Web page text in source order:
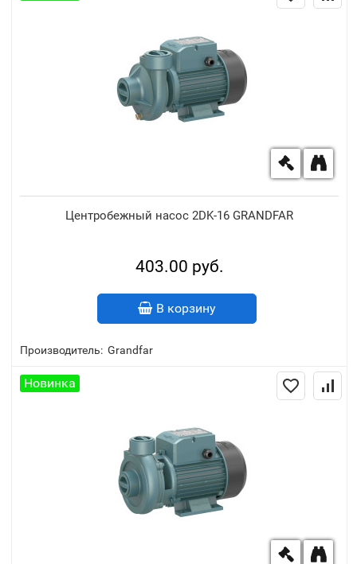
Центробежный насос 2DK-16 GRANDFAR
Производитель: Grandfar
403.00 руб.
В корзину
Новинка